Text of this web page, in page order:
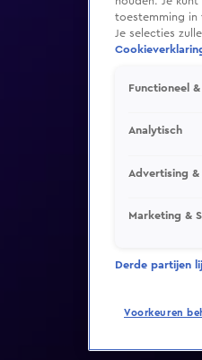
toestemming in
Je selecties
Functioneel &
Analytisch
Advertising &
Marketing &
Derde partijen
Voorkeuren